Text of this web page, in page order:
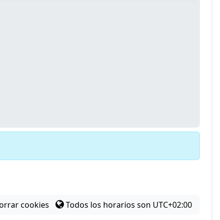
cookies Todos los horarios son UTC+02:00